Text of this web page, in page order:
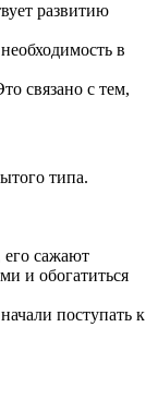
развитию
в
связано с тем,
типа.
его сажают
и обогатиться
поступать к